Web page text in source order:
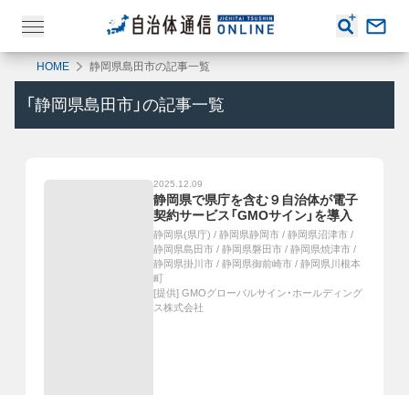
HOME 静岡県島田市の記事一覧
「 静岡県島田市 」の記事一覧
2025.12.09
静岡県で県庁を含む９自治体が電子
契約サービス「GMOサイン」を導入
静岡県(県庁) / 静岡県静岡市 / 静岡県沼津市 /
静岡県島田市 / 静岡県磐田市 / 静岡県焼津市 /
静岡県掛川市 / 静岡県御前崎市 / 静岡県川根本
町
[提供] GMOグローバルサイン・ホールディング
ス株式会社